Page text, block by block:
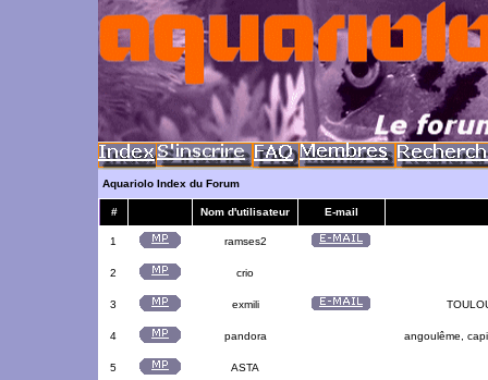
Aquariolo Index du Forum
# Nom d'utilisateur E-mail
1 ramses2
2 crio
3 exmili
4 pandora angoulême,
5 ASTA